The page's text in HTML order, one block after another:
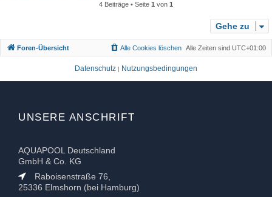
4 Beiträge • Seite 1 von 1
Gehe zu
Foren-Übersicht Alle Zeiten sind UTC+01:00
Alle Cookies löschen
Datenschutz | Nutzungsbedingungen
UNSERE ANSCHRIFT
AQUAPOOL Deutschland
GmbH & Co. KG
Raboisenstraße 76,
25336 Elmshorn (bei Hamburg)